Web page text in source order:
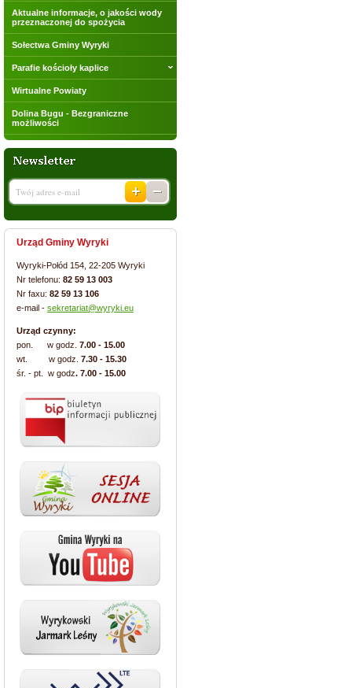
Aktualne informacje, o jakości wody
przeznaczonej do spożycia
Sołectwa Gminy Wyryki
Parafie kościoły kaplice
Wirtualne Powiaty
Dolina Bugu - Bezgraniczne
możliwości
Urząd Gminy Wyryki
Wyryki-Połód 154, 22-205 Wyryki
Nr telefonu: 82 59 13 003
Nr faxu: 82 59 13 106
e-mail - sekretariat@wyryki.eu
Urząd czynny:
pon. w godz. 7.00 - 15.00
wt. w godz. 7.30 - 15.30
śr. - pt. w godz. 7.00 - 15.00